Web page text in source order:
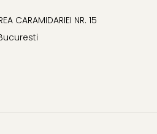
CARAMIDARIEI NR. 15